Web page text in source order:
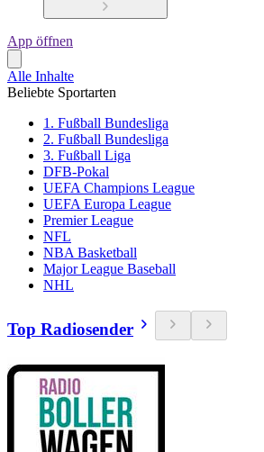
App öffnen
Alle Inhalte
Beliebte Sportarten
1. Fußball Bundesliga
2. Fußball Bundesliga
3. Fußball Liga
DFB-Pokal
UEFA Champions League
UEFA Europa League
Premier League
NFL
NBA Basketball
Major League Baseball
NHL
Top Radiosender